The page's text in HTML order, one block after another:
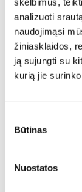
analizuoti
naudojimąsi
žiniasklaidos,
ją sujungti su
kurią jie
pasirinkimas
Būtinas
Nuostatos
1
maisto
borosilikatinio
skirti
šaldytuvo